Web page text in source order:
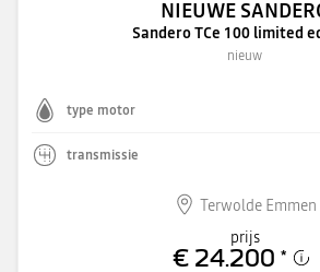
NIEUWE
Sandero TCe 100 limited
nieuw
type motor
transmissie
Terwolde Emmen
prijs
€ 24.200 *